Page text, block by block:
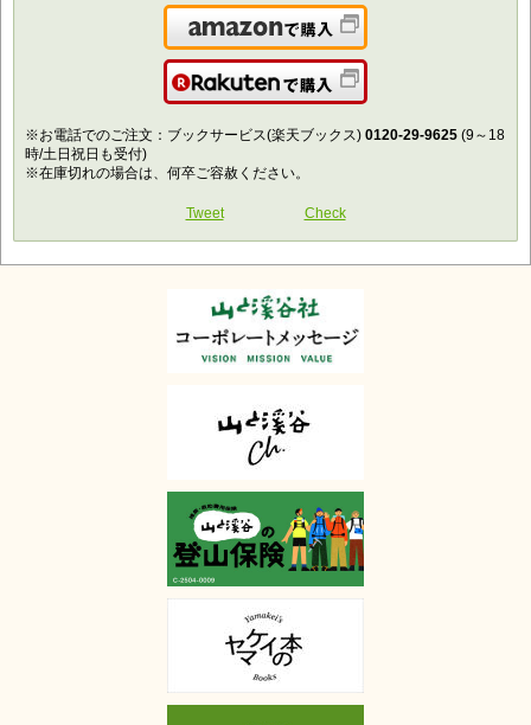
Amazonで購入
楽天で購入
※お電話でのご注文：ブックサービス(楽天ブックス) 0120-29-9625 (9～18
時/土日祝日も受付)
※在庫切れの場合は、何卒ご容赦ください。
Tweet Check